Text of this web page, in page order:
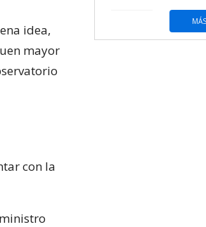
idea,
mayor
con la